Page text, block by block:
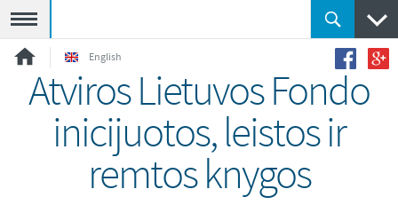
English
Atviros Lietuvos Fondo
inicijuotos, leistos ir
remtos knygos